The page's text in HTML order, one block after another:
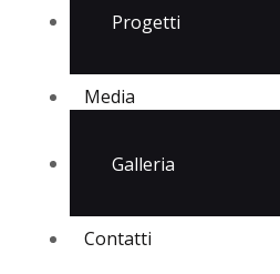
Progetti
Media
Galleria
Contatti